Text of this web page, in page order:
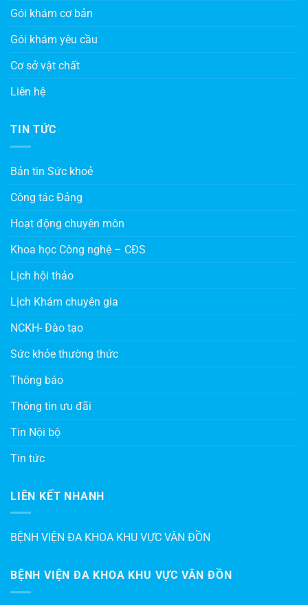
Gói khám cơ bản
Gói khám yêu cầu
Cơ sở vật chất
Liên hệ
TIN TỨC
Bản tin Sức khoẻ
Công tác Đảng
Hoạt động chuyên môn
Khoa học Công nghệ – CĐS
Lịch hội thảo
Lịch Khám chuyên gia
NCKH- Đào tạo
Sức khỏe thường thức
Thông báo
Thông tin ưu đãi
Tin Nội bộ
Tin tức
LIÊN KẾT NHANH
BỆNH VIỆN ĐA KHOA KHU VỰC VÂN ĐỒN
BỆNH VIỆN ĐA KHOA KHU VỰC VÂN ĐỒN